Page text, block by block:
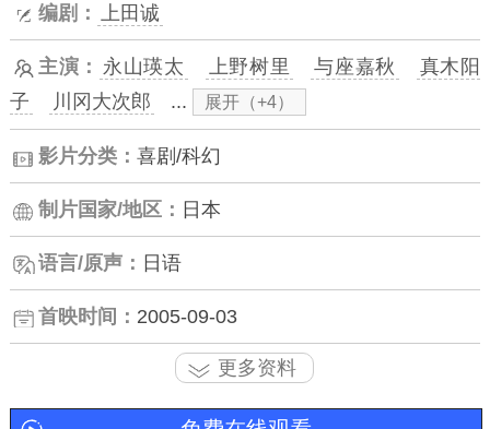
编剧： 上田诚
主演： 永山瑛太 上野树里 与座嘉秋
真木阳
子
川冈大次郎 ... 展开（+4）
影片分类： 喜剧/科幻
制片国家/地区： 日本
语言/原声： 日语
首映时间： 2005-09-03
更多资料